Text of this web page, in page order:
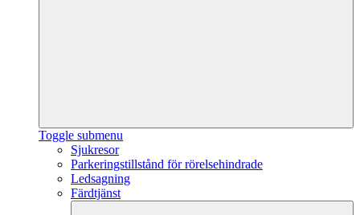
Toggle submenu
Sjukresor
Parkeringstillstånd för rörelsehindrade
Ledsagning
Färdtjänst